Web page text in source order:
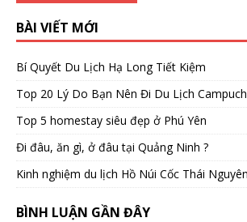
BÀI VIẾT MỚI
Bí Quyết Du Lịch Hạ Long Tiết Kiệm
Top 20 Lý Do Bạn Nên Đi Du Lịch
Top 5 homestay siêu đẹp ở Phú Yên
Đi đâu, ăn gì, ở đâu tại Quảng Ninh ?
Kinh nghiệm du lịch Hồ Núi Cốc Thái
BÌNH LUẬN GẦN ĐÂY